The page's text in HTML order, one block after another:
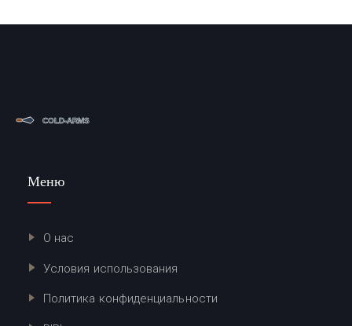
Меню
О нас
Условия использования
Политика конфиденциальности